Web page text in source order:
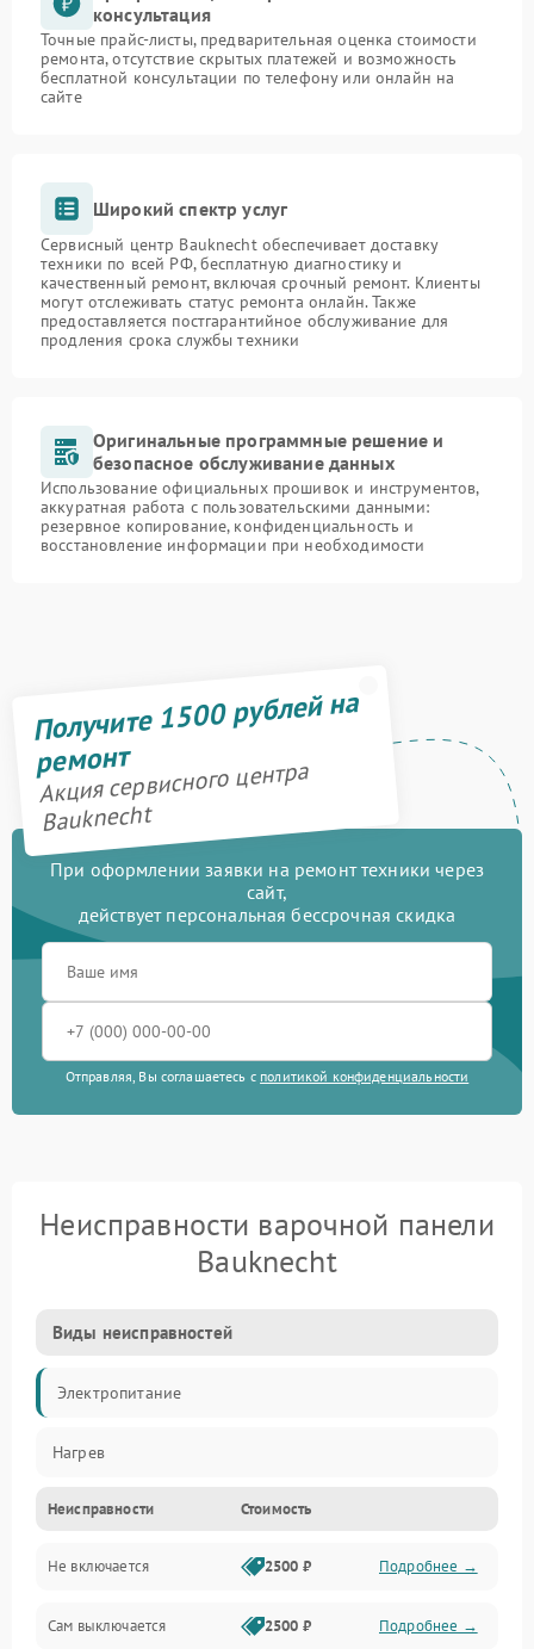
консультация
Точные прайс-листы, предварительная оценка стоимости
ремонта, отсутствие скрытых платежей и возможность
бесплатной консультации по телефону или онлайн на
сайте
Широкий спектр услуг
Сервисный центр Bauknecht обеспечивает доставку
техники по всей РФ, бесплатную диагностику и
качественный ремонт, включая срочный ремонт. Клиенты
могут отслеживать статус ремонта онлайн. Также
предоставляется постгарантийное обслуживание для
продления срока службы техники
Оригинальные программные решение и
безопасное обслуживание данных
Использование официальных прошивок и инструментов,
аккуратная работа с пользовательскими данными:
резервное копирование, конфиденциальность и
восстановление информации при необходимости
Получите 1500 рублей на
ремонт
Акция сервисного центра
Bauknecht
При оформлении заявки на ремонт техники через
сайт,
действует персональная бессрочная скидка
Отправляя, Вы соглашаетесь с политикой конфиденциальности
Неисправности варочной панели
Bauknecht
Виды неисправностей
Электропитание
Нагрев
Неисправности Стоимость
Не включается 2500 ₽ Подробнее →
Сам выключается 2500 ₽ Подробнее →